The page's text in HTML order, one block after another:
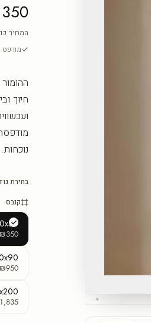
המחיר
מודפס
נוכחות.
בחירת
קנבס
₪350
₪950